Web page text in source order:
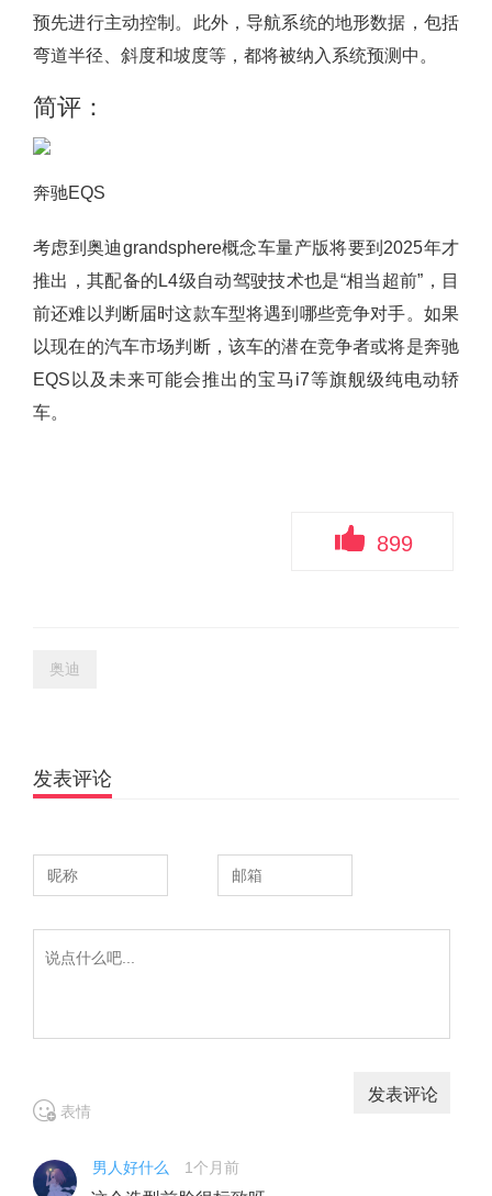
预先进行主动控制。此外，导航系统的地形数据，包括
弯道半径、斜度和坡度等，都将被纳入系统预测中。
简评：
奔驰EQS
考虑到奥迪grandsphere概念车量产版将要到2025年才
推出，其配备的L4级自动驾驶技术也是“相当超前”，目
前还难以判断届时这款车型将遇到哪些竞争对手。如果
以现在的汽车市场判断，该车的潜在竞争者或将是奔驰
EQS以及未来可能会推出的宝马i7等旗舰级纯电动轿
车。
899
奥迪
发表评论
表情
男人好什么 1个月前